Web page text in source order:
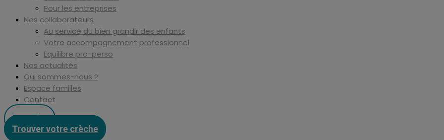
Pour les entreprises
Nos collaborateurs
Au service du bien grandir des enfants
Votre accompagnement professionnel
Equilibre pro-perso
Nos actualités
Qui sommes-nous ?
Espace familles
Contact
Postuler
Trouver votre crèche